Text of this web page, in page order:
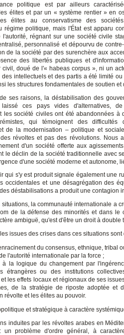
politique est par ailleurs
élites et par un « système rentier » en
élites au conservatisme des
régime politique, mais l'État est apparu
l'autorité, régnant sur une société civile
personnalisé et dépourvu de
de la société par des surenchère aux
des libertés publiques et
civil, doué de l'« habeas corpus », ni un
intellectuels et des partis a été limité
les structures fondamentales de soutien et
ses raisons, la déstabilisation des
laissé ces pays vides d'alternatives,
les société civiles ont été abandonnées à
qui témoignent des
de la modernisation – politique et
révoltes et pas des révolutions. Nous
d'un société offerte aux
le déclin de la société traditionnelle avec
d'une société moderne et autonome,
qui s'y est produit signale également une
occidentales et une désagrégation des
déstabilisations a produit une contagion
situations, la communauté internationale a
de la défense des minorités et dans
ambiguë, qu'est d'être un droit à double
issues des crises dans ces situations
du consensus, ethnique, tribal
l'autorité internationale par la force ;
à la logique du changement par
étrangères ou des institutions
les effets locaux et régionaux de ses
de la stratégie de riposte adoptée et
révolte et les élites au pouvoir.
et stratégique à caractère
induites par les révoltes arabes en
un problème d'ordre général, à